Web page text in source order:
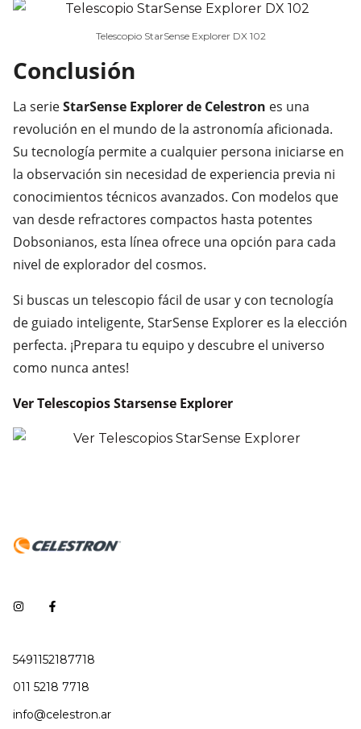
Telescopio StarSense Explorer DX 102
Conclusión
La serieStarSense Explorer de Celestron es una
revolución en el mundo de la astronomía aficionada.
Su tecnología permite a cualquier persona iniciarse en
la observación sin necesidad de experiencia previa ni
conocimientos técnicos avanzados. Con modelos que
van desde refractores compactos hasta potentes
Dobsonianos, esta línea ofrece una opción para cada
nivel de explorador del cosmos.
Si buscas un telescopio fácil de usar y con tecnología
de guiado inteligente, StarSense Explorer es la elección
perfecta. ¡Prepara tu equipo y descubre el universo
como nunca antes!
Ver Telescopios Starsense Explorer
5491152187718
011 5218 7718
info@celestron.ar